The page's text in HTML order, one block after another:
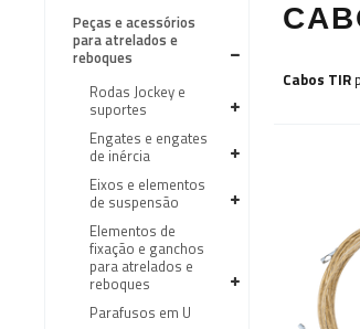
Peças e acessórios
para atrelados e
reboques
Rodas Jockey e
suportes
Engates e engates
de inércia
Eixos e elementos
de suspensão
Elementos de
fixação e ganchos
para atrelados e
reboques
Parafusos em U
Cabos TIR